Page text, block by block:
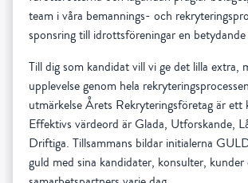
team i våra bemannings- och
sponsring till idrottsföreningar en betydande
Till dig som kandidat vill vi ge det lilla extra,
upplevelse genom hela
utmärkelse Årets Rekryteringsföretag är ett
Effektivs värdeord är Glada, Utforskande,
Driftiga. Tillsammans bildar initialerna
guld med sina kandidater, konsulter, kunder